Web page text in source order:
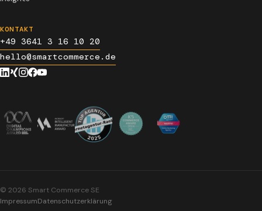
KONTAKT
+49 3641 3 16 10 20
hello@smartcommerce.de
© 2026 Smart Commerce SE
ImpressumDatenschutzerklärung